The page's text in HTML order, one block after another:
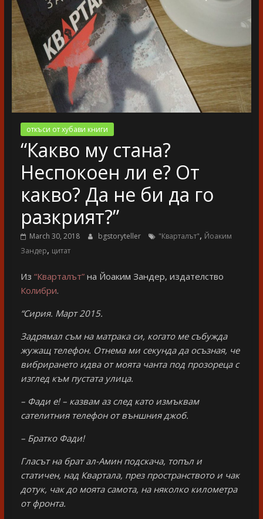
разказ
откъси от хубави книги
“Какво му стана?
Неспокоен ли е? От
какво? Да не би да го
разкрият?”
March 30, 2018 bgstoryteller "Кварталът", Йоаким
Зандер, цитат
Из “Кварталът”на Йоаким Зандер, издателство
Колибри.
“Сирия. Март 2015.
Задрямал съм на матрака си, когато ме събужда
жужащ телефон. Отнема ми секунда да осъзная, че
вибрирането идва от моята чанта под прозореца с
изглед към пустата улица.
– Фади е! – казвам аз след като измъквам
сателитния телефон от външния джоб.
– Братко Фади!
Гласът на брат ал-Амин подскача, топъл и
статичен, над Квартала, през пространството и чак
дотук, чак до моята самота, на няколко километра
от фронта.